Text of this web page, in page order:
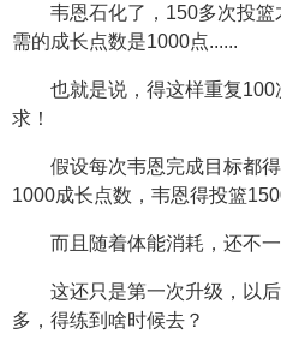
韦恩石化了，150多次投
需的成长点数是1000点......
也就是说，得这样重复
求！
假设每次韦恩完成目标都
1000成长点数，韦恩得投篮
而且随着体能消耗，还不
这还只是第一次升级，以
多，得练到啥时候去？